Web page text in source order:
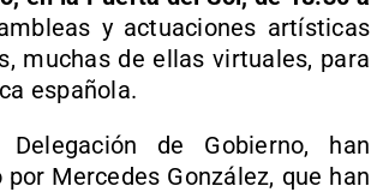
y actuaciones artísticas
muchas de ellas virtuales, para
española.
de Gobierno, han
Mercedes González, que han